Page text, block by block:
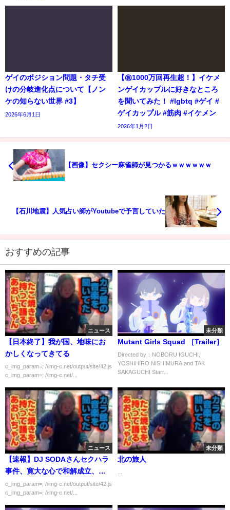
ゲイのポジション問題・タチ受
けの分岐進化点について【ノン
ケの知らない世界 #3】
2026年6月1日
【㊗️1000万回再生超！】イケメ
ンゲイカップルに好きなところ
を聞いてみた！ #lgbtq #ゲイ #
ゲイカップル #筋肉 #イケメン
2026年1月2日
【画像】セクシー麻雀師が見つかるｗｗｗｗｗｗ
【石川地震】人気占い師がYoutubeで予言していた
おすすめの記事
ニュース
【日本終了】我が国、地味にお
かしくなってきてる
c_img_param=; //img-c.net/output/site/42.js
c_img_param=; //img-c.net/...
未分類
Mutant Girls Squad ［Trailer］
Directed by：NOBORU IGUCHI,
YOSHIHIRO NISHIMURA and TAK
SAKAGUCHI Starr...
ニュース
【速報】DJ SODAさんセクハラ
事件、寛大な心で和解成立、刑
事告発も取り下げｗｗｗｗｗ
c_img_param=; //img-c.net/output/site/42.js
c_img_param=; //img-c.net/...
未分類
北の旅人